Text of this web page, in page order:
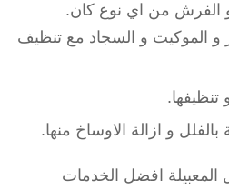
أو الفرش من اي نوع كان.
و الموكيت و السجاد مع تنظيف
تنظيفها.
و ازالة الاوساخ منها.
افضل الخدمات